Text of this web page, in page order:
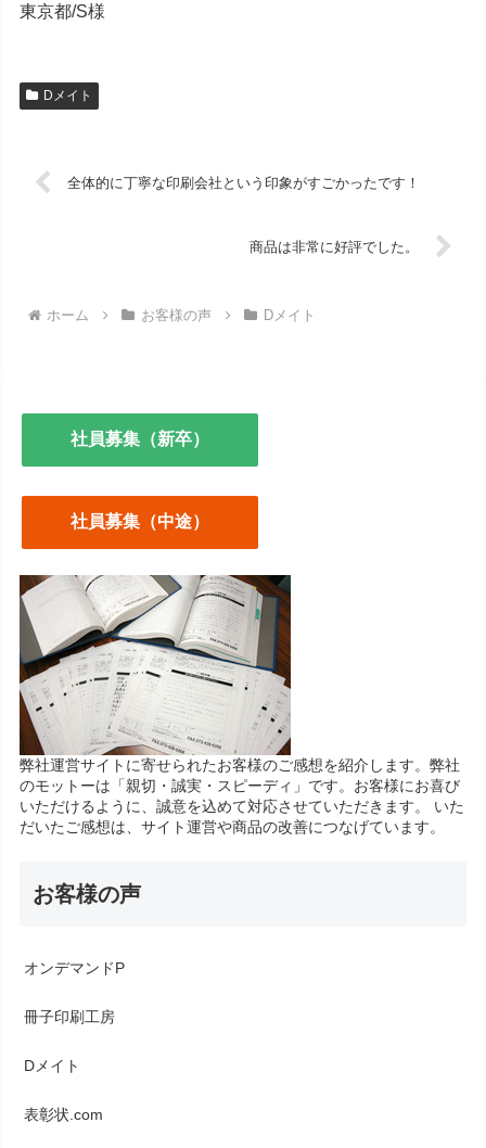
東京都/S様
Dメイト
全体的に丁寧な印刷会社という印象がすごかったです！
商品は非常に好評でした。
ホーム お客様の声 Dメイト
社員募集（新卒）
社員募集（中途）
弊社運営サイトに寄せられたお客様のご感想を紹介します。弊社
のモットーは「親切・誠実・スピーディ」です。お客様にお喜び
いただけるように、誠意を込めて対応させていただきます。 いた
だいたご感想は、サイト運営や商品の改善につなげています。
お客様の声
オンデマンドP
冊子印刷工房
Dメイト
表彰状.com